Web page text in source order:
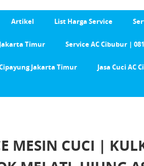
Artikel List Harga Service
Timur Service AC Cibubur |
Jakarta Timur Jasa Cuci AC
MESIN CUCI |